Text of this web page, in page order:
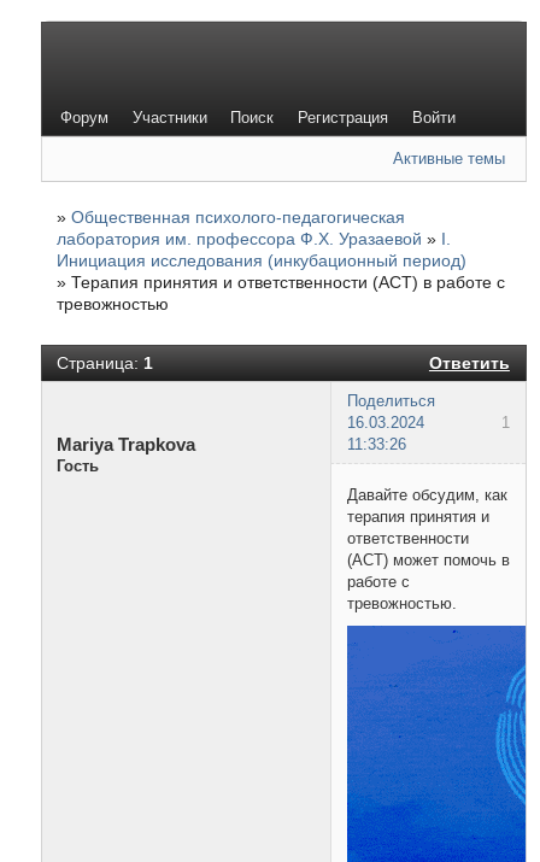
Форум Участники Поиск Регистрация Войти
Активные темы
»Общественная психолого-педагогическая
лаборатория им. профессора Ф.Х. Уразаевой » I.
Инициация исследования (инкубационный период)
»Терапия принятия и ответственности (ACT) в работе с
тревожностью
Страница: 1 Ответить
Поделиться
1
16.03.2024
11:33:26
Mariya Trapkova
Гость
Давайте обсудим, как
терапия принятия и
ответственности
(ACT) может помочь в
работе с
тревожностью.